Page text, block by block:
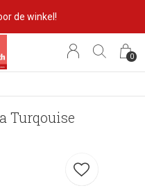
0
de winkel!
Turqouise